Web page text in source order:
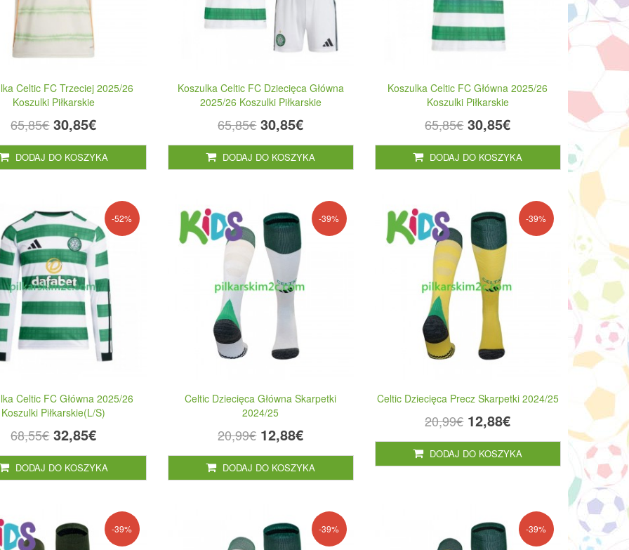
Celtic FC Trzeciej 2025/26
Koszulki Piłkarskie
65,85€ 30,85€
DODAJ DO KOSZYKA
Koszulka Celtic FC Dziecięca Główna
2025/26 Koszulki Piłkarskie
65,85€ 30,85€
DODAJ DO KOSZYKA
Koszulka Celtic FC Główna 2025/26
Koszulki Piłkarskie
65,85€ 30,85€
DODAJ DO KOSZYKA
-52%
Celtic FC Główna 2025/26
Koszulki Piłkarskie(L/S)
68,55€ 32,85€
DODAJ DO KOSZYKA
-39%
Celtic Dziecięca Główna Skarpetki
2024/25
20,99€ 12,88€
DODAJ DO KOSZYKA
-39%
Celtic Dziecięca Precz Skarpetki 2024/25
20,99€ 12,88€
DODAJ DO KOSZYKA
-39% -39% -39%